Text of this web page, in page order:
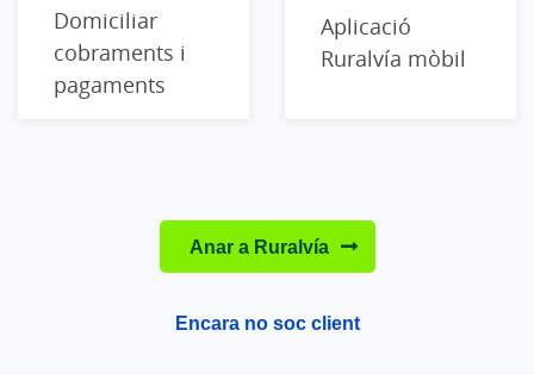
Domiciliar
cobraments i
pagaments
Aplicació
Ruralvía mòbil
Anar a Ruralvía
Encara no soc client